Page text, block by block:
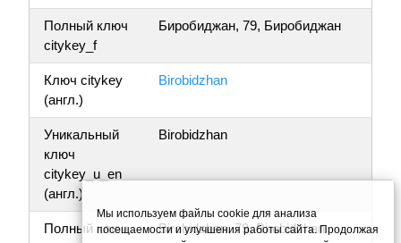
Полный ключ
citykey_f
Биробиджан, 79, Биробиджан
Ключ citykey
(англ.)
Birobidzhan
Уникальный
ключ
citykey_u_en
(англ.)
Birobidzhan
Полный ключ
Birobidzhan, 79, Birobidzhan
Мы используем файлы cookie для анализа
посещаемости и улучшения работы сайта. Продолжая